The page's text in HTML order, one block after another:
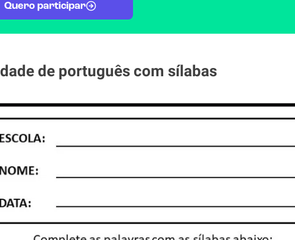
Quero participar
de português com sílabas